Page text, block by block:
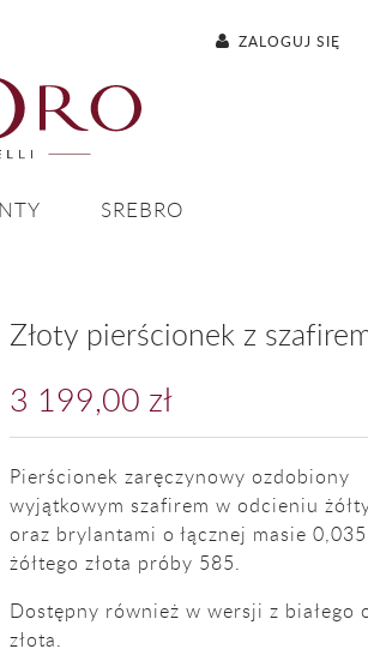
ZALOGUJ SIĘ
SREBRO
Złoty pierścionek z
3 199,00 zł
Pierścionek zaręczynowy ozdobiony
wyjątkowym szafirem w odcieniu
oraz brylantami o łącznej masie
żółtego złota próby 585.
Dostępny również w wersji z białego
złota.